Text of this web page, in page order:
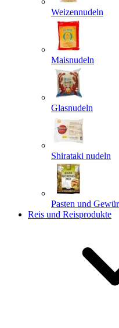
Weizennudeln
Maisnudeln
Glasnudeln
Shirataki nudeln
Pasten und
Reis und Reisprodukte